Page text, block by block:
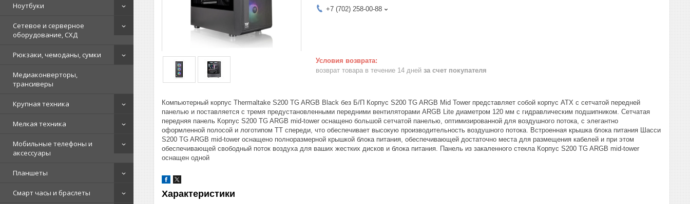
Ноутбуки
Сетевое и серверное
оборудование, СХД
Рюкзаки, чемоданы, сумки
Медиаконверторы,
трансиверы
Крупная техника
Мелкая техника
Мобильные телефоны и
аксессуары
Планшеты
Смарт часы и браслеты
+7 (702) 258-00-88
возврат товара в течение 14 дней за счет покупателя
Компьютерный корпус Thermaltake S200 TG ARGB Black без Б/П Корпус S200 TG ARGB Mid Tower представляет собой корпус ATX с сетчатой передней
панелью и поставляется с тремя предустановленными передними вентиляторами ARGB Lite диаметром 120 мм с гидравлическим подшипником. Сетчатая
передняя панель Корпус S200 TG ARGB mid-tower оснащено большой сетчатой панелью, оптимизированной для воздушного потока, с элегантно
оформленной полосой и логотипом TT спереди, что обеспечивает высокую производительность воздушного потока. Встроенная крышка блока питания Шасси
S200 TG ARGB mid-tower оснащено полноразмерной крышкой блока питания, обеспечивающей достаточно места для размещения кабелей и при этом
обеспечивающей свободный поток воздуха для ваших жестких дисков и блока питания. Панель из закаленного стекла Корпус S200 TG ARGB mid-tower
оснащен одной
Характеристики